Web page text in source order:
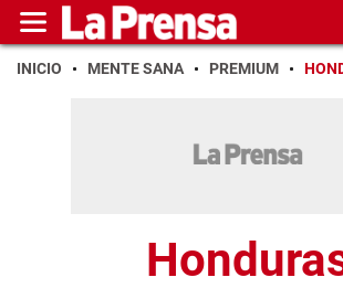
INICIO MENTE SANA PREMIUM